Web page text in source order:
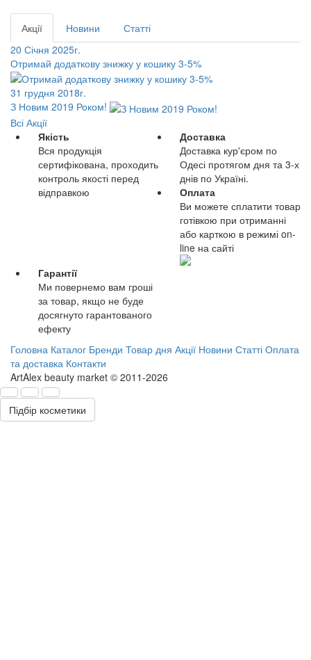
Акції Новини
Статті
20 Січня 2025г.
Отримай додаткову знижку у кошику 3-5%
31 грудня 2018г.
З Новим 2019 Роком!
Всі Акції
Якість
Вся продукція
сертифікована, проходить
контроль якості перед
відправкою
Доставка
Доставка кур'єром по
Одесі протягом дня та 3-х
днів по Україні.
Оплата
Ви можете сплатити товар
готівкою при отриманні
або карткою в режимі on-
line на сайті
Гарантії
Ми повернемо вам гроші
за товар, якщо не буде
досягнуто гарантованого
ефекту
Головна Каталог Бренди Товар дня Акції Новини Статті Оплата
та доставка Контакти
ArtAlex beauty market © 2011-2026
Підбір косметики